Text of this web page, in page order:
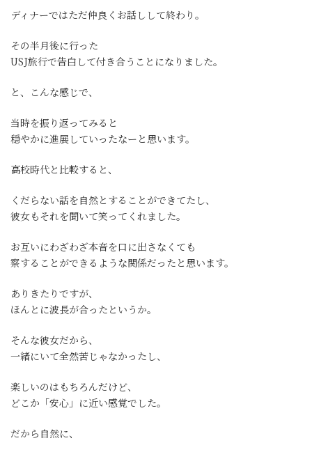
ディナーではただ仲良くお話しして終わり。
その半月後に行った
USJ旅行で告白して付き合うことになりました。
と、こんな感じで、
当時を振り返ってみると
穏やかに進展していったなーと思います。
高校時代と比較すると、
くだらない話を自然とすることができてたし、
彼女もそれを聞いて笑ってくれました。
お互いにわざわざ本音を口に出さなくても
察することができるような関係だったと思います。
ありきたりですが、
ほんとに波長が合ったというか。
そんな彼女だから、
一緒にいて全然苦じゃなかったし、
楽しいのはもちろんだけど、
どこか「安心」に近い感覚でした。
だから自然に、